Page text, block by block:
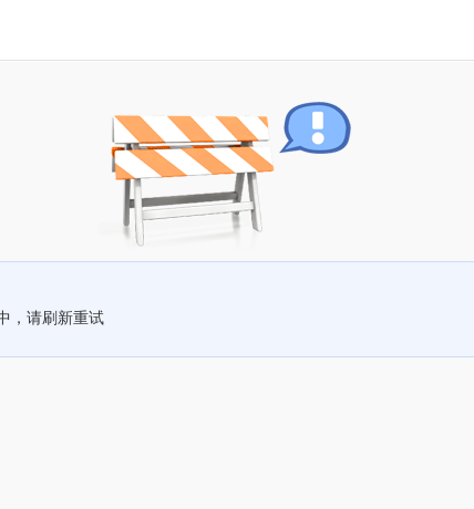
，请刷新重试